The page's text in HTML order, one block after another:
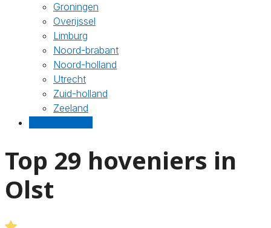
Groningen
Overijssel
Limburg
Noord-brabant
Noord-holland
Utrecht
Zuid-holland
Zeeland
Top 29 hoveniers in
Olst